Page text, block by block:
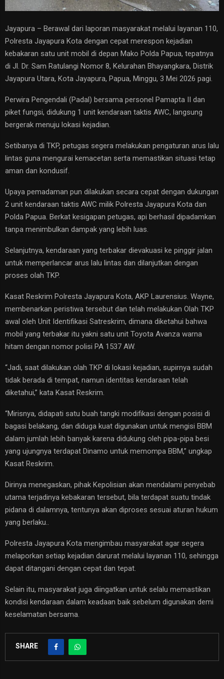
Jayapura – Berawal dari laporan masyarakat melalui layanan 110,
Polresta Jayapura Kota dengan cepat merespon kejadian
kebakaran satu unit mobil di depan Mako Polda Papua, tepatnya
di Jl. Dr. Sam Ratulangi Nomor 8, Kelurahan Bhayangkara, Distrik
Jayapura Utara, Kota Jayapura, Papua, Minggu, 3 Mei 2026 pagi.
Perwira Pengendali (Padal) bersama personel Pamapta II dan
piket fungsi, didukung 1 unit kendaraan taktis AWC, langsung
bergerak menuju lokasi kejadian.
Setibanya di TKP, petugas segera melakukan pengaturan arus lalu
lintas guna mengurai kemacetan serta memastikan situasi tetap
aman dan kondusif.
Upaya pemadaman pun dilakukan secara cepat dengan dukungan
2 unit kendaraan taktis AWC milik Polresta Jayapura Kota dan
Polda Papua. Berkat kesigapan petugas, api berhasil dipadamkan
tanpa menimbulkan dampak yang lebih luas.
Selanjutnya, kendaraan yang terbakar dievakuasi ke pinggir jalan
untuk memperlancar arus lalu lintas dan dilanjutkan dengan
proses olah TKP.
Kasat Reskrim Polresta Jayapura Kota, AKP Laurensius. Wayne,
membenarkan peristiwa tersebut dan telah melakukan Olah TKP
awal oleh Unit Identifikasi Satreskrim, dimana diketahui bahwa
mobil yang terbakar itu yakni satu unit Toyota Avanza warna
hitam dengan nomor polisi PA 1537 AW.
“Jadi, saat dilakukan olah TKP di lokasi kejadian, supirnya sudah
tidak berada di tempat, namun identitas kendaraan telah
diketahui,” kata Kasat Reskrim.
“Mirisnya, didapati satu buah tangki modifikasi dengan posisi di
bagasi belakang, dan diduga kuat digunakan untuk mengisi BBM
dalam jumlah lebih banyak karena didukung oleh pipa-pipa besi
yang ujungnya terdapat Dinamo untuk memompa BBM,” ungkap
Kasat Reskrim.
Dirinya menegaskan, pihak Kepolisian akan mendalami penyebab
utama terjadinya kebakaran tersebut, bila terdapat suatu tindak
pidana di dalamnya, tentunya akan diproses sesuai aturan hukum
yang berlaku..
Polresta Jayapura Kota mengimbau masyarakat agar segera
melaporkan setiap kejadian darurat melalui layanan 110, sehingga
dapat ditangani dengan cepat dan tepat.
Selain itu, masyarakat juga diingatkan untuk selalu memastikan
kondisi kendaraan dalam keadaan baik sebelum digunakan demi
keselamatan bersama.
SHARE